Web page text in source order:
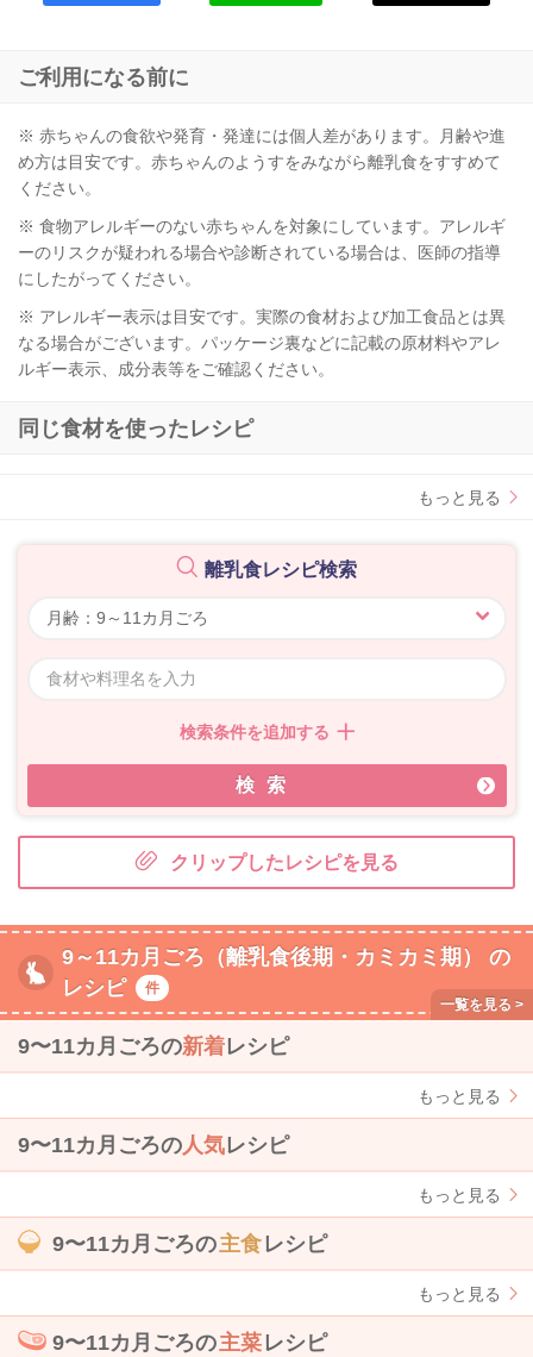
ご利用になる前に
※ 赤ちゃんの食欲や発育・発達には個人差があります。月齢や進
め方は目安です。赤ちゃんのようすをみながら離乳食をすすめて
ください。
※ 食物アレルギーのない赤ちゃんを対象にしています。アレルギ
ーのリスクが疑われる場合や診断されている場合は、医師の指導
にしたがってください。
※ アレルギー表示は目安です。実際の食材および加工食品とは異
なる場合がございます。パッケージ裏などに記載の原材料やアレ
ルギー表示、成分表等をご確認ください。
同じ食材を使ったレシピ
もっと見る
離乳食レシピ検索
検索条件を追加する
検索
クリップしたレシピを見る
9～11カ月ごろ（離乳食後期・カミカミ期） の
レシピ
件
9〜11カ月ごろの新着レシピ
もっと見る
9〜11カ月ごろの人気レシピ
もっと見る
9〜11カ月ごろの主食レシピ
もっと見る
9〜11カ月ごろの主菜レシピ